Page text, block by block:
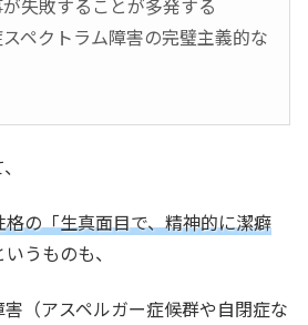
失敗することが多発する
ペクトラム障害の完璧主義的な
の「生真面目で、精神的に潔癖
いうものも、
（アスペルガー症候群や自閉症な